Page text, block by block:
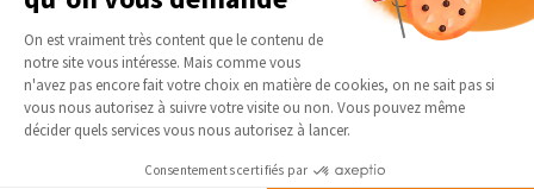
5 idées pour faire rentrer la lumière dans votre
maison
d’augmenter...
Plateforme de Gestion du
On est vraiment très content que le contenu de
notre site vous intéresse. Mais comme vous
n'avez pas encore fait votre choix en matière de cookies, on ne sait pas si
vous nous autorisez à suivre votre visite ou non. Vous pouvez même
décider quels services vous nous autorisez à lancer.
Consentements certifiés par
Axeptio consent